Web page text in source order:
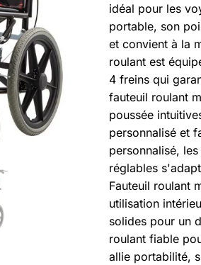
idéal pour les
portable, son
et convient à la
roulant est
4 freins qui
fauteuil roulant
poussée
personnalisé et
personnalisé,
réglables
Fauteuil roulant
utilisation
solides pour un
roulant fiable
allie portabilité,